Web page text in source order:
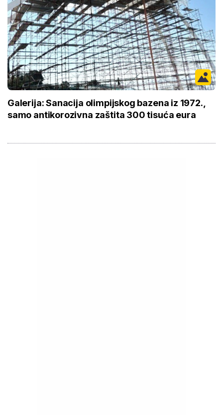
Galerija: Sanacija olimpijskog bazena iz 1972.,
samo antikorozivna zaštita 300 tisuća eura